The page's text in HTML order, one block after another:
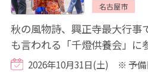
名古屋市
秋の風物詩、興正寺最大行事
も言われる「千燈供養会」に
古式ゆかしい華やかな装束を
2026年10月31日(土) ※ 予備